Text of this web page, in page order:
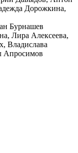
Дорожкина,
Бурнашев
, Лира Алексеева,
, Владислава
Апросимов